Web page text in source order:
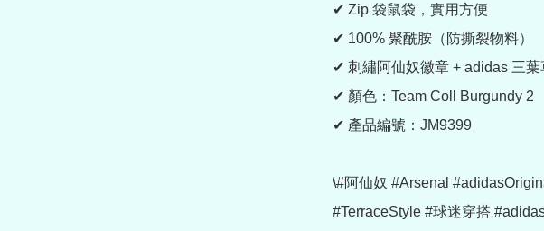
✔ Zip 袋鼠袋，實用方便
✔ 100% 聚酰胺（防撕裂物料）
✔ 刺繡阿仙奴徽章 + adidas 三葉
✔ 顏色：Team Coll Burgundy 2
✔ 產品編號：JM9399
\#阿仙奴 #Arsenal
#TerraceStyle #球迷穿搭